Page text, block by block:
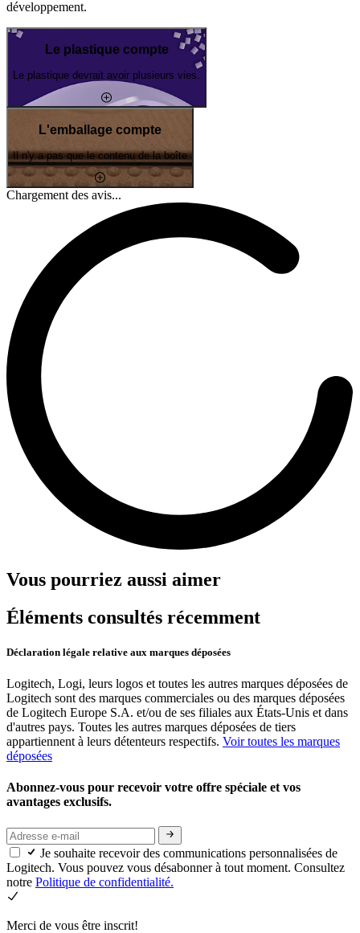
développement.
Le plastique compte
Le plastique devrait avoir plusieurs vies.
L'emballage compte
Il n'y a pas que le contenu de la boîte
Chargement des avis...
Vous pourriez aussi aimer
Éléments consultés récemment
Déclaration légale relative aux marques déposées
Logitech, Logi, leurs logos et toutes les autres marques déposées de
Logitech sont des marques commerciales ou des marques déposées
de Logitech Europe S.A. et/ou de ses filiales aux États-Unis et dans
d'autres pays. Toutes les autres marques déposées de tiers
appartiennent à leurs détenteurs respectifs. Voir toutes les marques
déposées
Abonnez-vous pour recevoir votre offre spéciale et vos
avantages exclusifs.
Je souhaite recevoir des communications personnalisées de
Logitech. Vous pouvez vous désabonner à tout moment. Consultez
notre Politique de confidentialité.
Merci de vous être inscrit!